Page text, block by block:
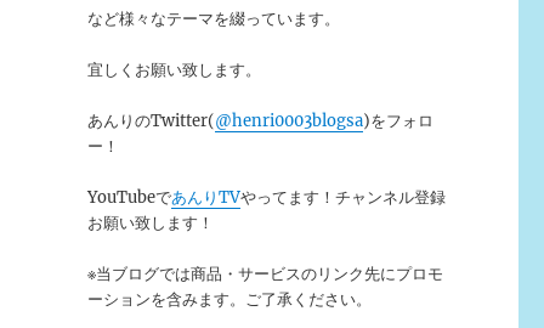
など様々なテーマを綴っています。
宜しくお願い致します。
あんりのTwitter(@henri0003blogsa)をフォロ
ー！
YouTubeであんりTVやってます！チャンネル登録
お願い致します！
※当ブログでは商品・サービスのリンク先にプロモ
ーションを含みます。ご了承ください。